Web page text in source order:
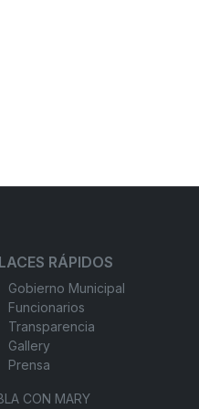
RÁPIDOS
Gobierno Municipal
Funcionarios
Transparencia
Gallery
Prensa
CON MARY